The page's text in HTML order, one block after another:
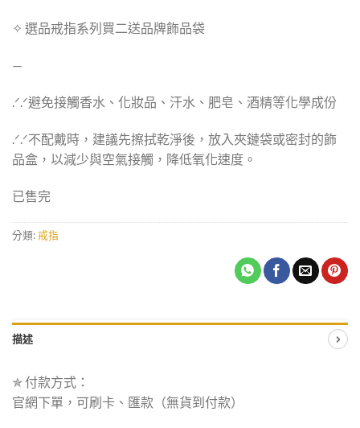
✧ 選品戒指系列買二送品牌飾品袋
—
.ᐟ‪.ᐟ避免接觸香水、化妝品、汗水、肥皂、酒精等化學成份
.ᐟ‪.ᐟ不配戴時，建議先擦拭乾淨後，放入夾鏈袋或密封的飾
品盒，以減少與空氣接觸，降低氧化速度。
已售完
分類:戒指
描述
✯ 付款方式：
官網下單，可刷卡、匯款（無貨到付款）